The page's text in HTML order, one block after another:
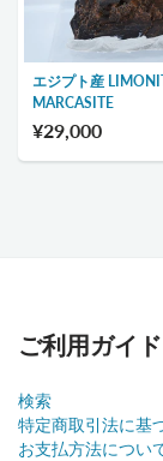
エジプト産
MARCASITE
¥29,000
ご利用ガイド
検索
特定商取引法に基
お支払方法につい